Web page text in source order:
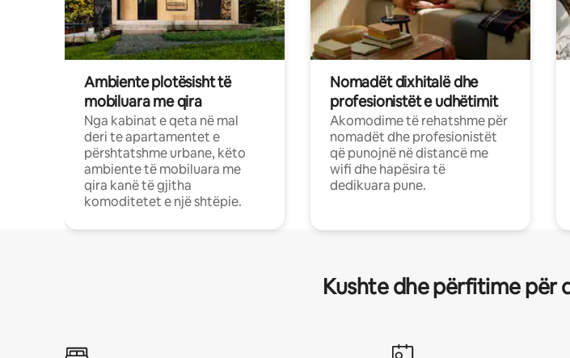
Ambiente plotësisht të
mobiluara me qira
Nga kabinat e qeta në mal
deri te apartamentet e
përshtatshme urbane, këto
ambiente të mobiluara me
qira kanë të gjitha
komoditetet e një shtëpie.
Nomadët dixhitalë dhe
profesionistët e udhëtimit
Akomodime të rehatshme për
nomadët dhe profesionistët
që punojnë në distancë me
wifi dhe hapësira të
dedikuara pune.
Kushte dhe përfitime për